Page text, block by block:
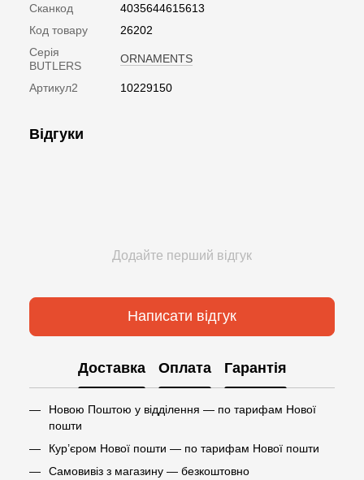
Сканкод
4035644615613
Код товару
26202
Серія
BUTLERS
ORNAMENTS
Артикул2 10229150
Відгуки
Додайте перший відгук
Написати відгук
Доставка Оплата Гарантія
Новою Поштою у відділення — по тарифам Нової
пошти
Кур’єром Нової пошти — по тарифам Нової пошти
Самовивіз з магазину — безкоштовно